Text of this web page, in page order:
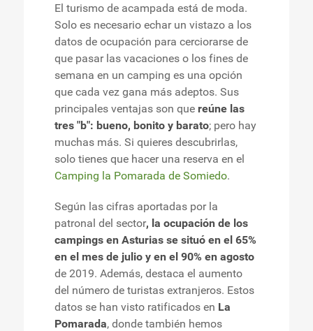
El turismo de acampada está de moda.
Solo es necesario echar un vistazo a los
datos de ocupación para cerciorarse de
que pasar las vacaciones o los fines de
semana en un camping es una opción
que cada vez gana más adeptos. Sus
principales ventajas son que reúne las
tres "b": bueno, bonito y barato; pero hay
muchas más. Si quieres descubrirlas,
solo tienes que hacer una reserva en el
Camping la Pomarada de Somiedo.
Según las cifras aportadas por la
patronal del sector, la ocupación de los
campings en Asturias se situó en el 65%
en el mes de julio y en el 90% en agosto
de 2019. Además, destaca el aumento
del número de turistas extranjeros. Estos
datos se han visto ratificados en La
Pomarada, donde también hemos